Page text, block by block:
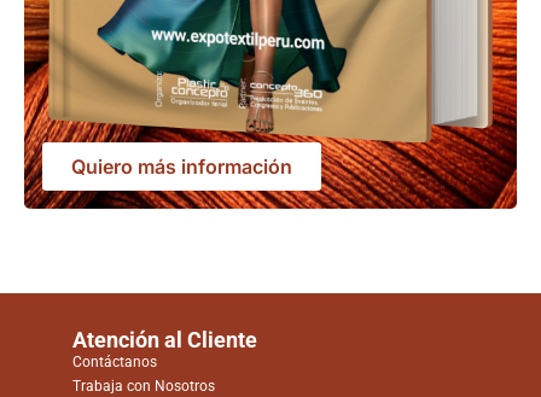
Quiero más información
Atención al Cliente
Contáctanos
Trabaja con Nosotros